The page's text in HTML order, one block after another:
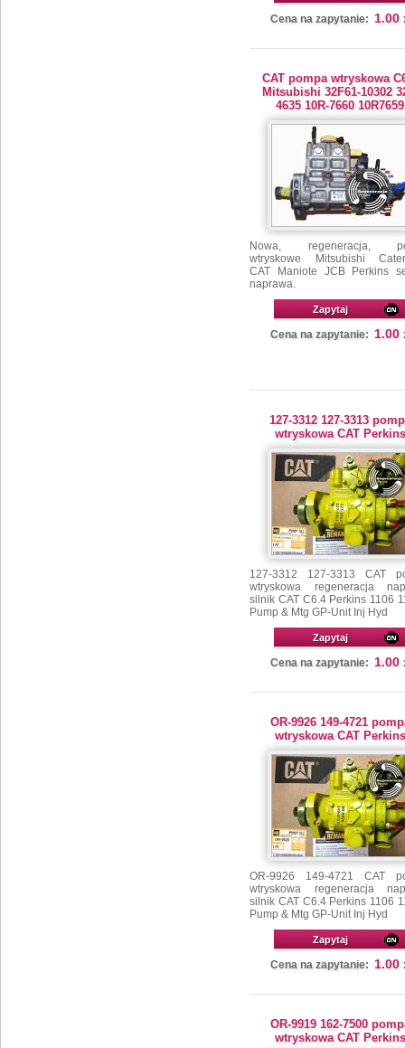
Cena na zapytanie: 1.00
CAT pompa wtryskowa
Mitsubishi 32F61-10302
4635 10R-7660 10R7659
Nowa, regeneracja,
wtryskowe Mitsubishi
CAT Maniote JCB Perkins
naprawa.
Zapytaj
Cena na zapytanie: 1.00
127-3312 127-3313
wtryskowa CAT Perkins
127-3312 127-3313 CAT
wtryskowa regeneracja
silnik CAT C6.4 Perkins 1106
Pump & Mtg GP-Unit Inj Hyd
Zapytaj
Cena na zapytanie: 1.00
OR-9926 149-4721
wtryskowa CAT Perkins
OR-9926 149-4721 CAT
wtryskowa regeneracja
silnik CAT C6.4 Perkins 1106
Pump & Mtg GP-Unit Inj Hyd
Zapytaj
Cena na zapytanie: 1.00
OR-9919 162-7500
wtryskowa CAT Perkins